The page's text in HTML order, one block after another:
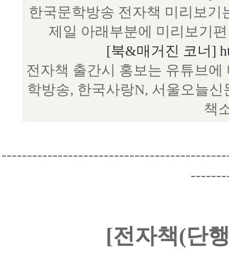
한국문학방송 전자책 미리보
제일 아래부분에 미리보기
[북&매거진 코너]
전자책 출간시 홍보는 유튜브
학방송, 한국사랑N, 서울오늘
책
[전자책(단